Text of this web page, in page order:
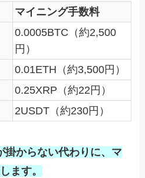
マイニング手数料
0.0005BTC（約2,500
円）
0.01ETH（約3,500円）
0.25XRP（約22円）
2USDT（約230円）
からない代わりに、マ
ます。